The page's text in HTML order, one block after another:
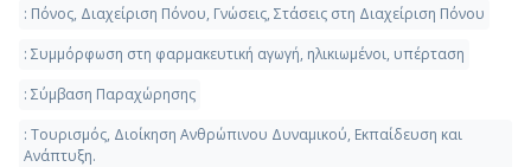
: Πόνος, Διαχείριση Πόνου, Γνώσεις, Στάσεις στη Διαχείριση Πόνου
: Συμμόρφωση στη φαρμακευτική αγωγή, ηλικιωμένοι, υπέρταση
: Σύμβαση Παραχώρησης
: Τουρισμός, Διοίκηση Ανθρώπινου Δυναμικού, Εκπαίδευση και
Ανάπτυξη.